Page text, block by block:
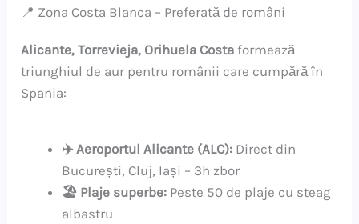
📍 Zona Costa Blanca – Preferată de români
Alicante, Torrevieja, Orihuela Costa formează
triunghiul de aur pentru românii care cumpără în
Spania:
✈️ Aeroportul Alicante (ALC): Direct din
București, Cluj, Iași – 3h zbor
🏖️ Plaje superbe: Peste 50 de plaje cu steag
albastru